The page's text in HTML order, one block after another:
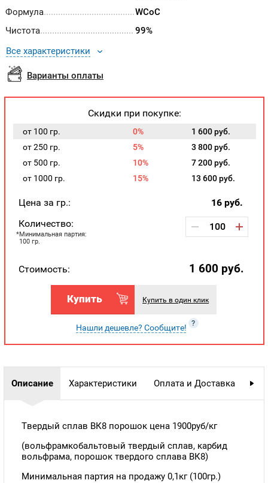
Формула
WCoC
Чистота
99%
Все характеристики
Варианты оплаты
Скидки при покупке:
от 100 гр. 0%
1 600 руб.
от 250 гр.
5%
3 800 руб.
от 500 гр.
10%
7 200 руб.
от 1000 гр.
15% 13 600 руб.
Цена за гр.: 16 руб.
Количество:
Минимальная партия:
100 гр.
Стоимость: 1 600 руб.
Купить Купить в один клик
Нашли дешевле? Сообщите! ?
Описание Характеристики Оплата и Доставка
Твердый сплав ВК8 порошок цена 1900руб/кг
(вольфрамкобальтовый твердый сплав, карбид
вольфрама, порошок твердого сплава ВК8)
Минимальная партия на продажу 0,1кг (100гр.)